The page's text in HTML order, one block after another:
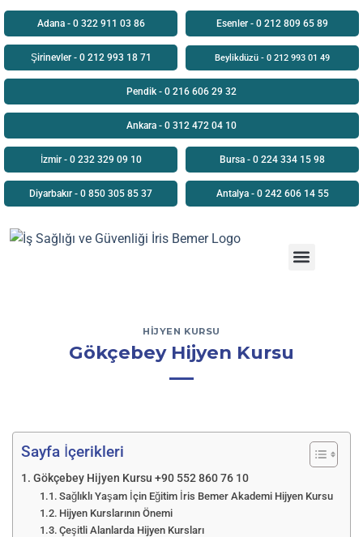
Adana - 0 322 911 03 86 Esenler - 0 212 809 65 89
Şirinevler - 0 212 993 18 71 Beylikdüzü - 0 212 993 01 49
Pendik - 0 216 606 29 32
Ankara - 0 312 472 04 10
İzmir - 0 232 329 09 10 Bursa - 0 224 334 15 98
Diyarbakır - 0 850 305 85 37 Antalya - 0 242 606 14 55
HIJYEN KURSU
Gökçebey Hijyen Kursu
Sayfa İçerikleri
Gökçebey Hijyen Kursu +90 552 860 76 10
Sağlıklı Yaşam İçin Eğitim İris Bemer Akademi Hijyen Kursu
Hijyen Kurslarının Önemi
Çeşitli Alanlarda Hijyen Kursları